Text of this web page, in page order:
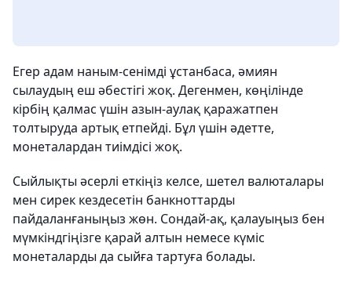
Егер адам наным-сенімді ұстанбаса, әмиян
сылаудың еш әбестігі жоқ. Дегенмен, көңілінде
кірбің қалмас үшін азын-аулақ қаражатпен
толтыруда артық етпейді. Бұл үшін әдетте,
монеталардан тиімдісі жоқ.
Сыйлықты әсерлі еткіңіз келсе, шетел валюталары
мен сирек кездесетін банкноттарды
пайдаланғаныңыз жөн. Сондай-ақ, қалауыңыз бен
мүмкіндгіңізге қарай алтын немесе күміс
монеталарды да сыйға тартуға болады.